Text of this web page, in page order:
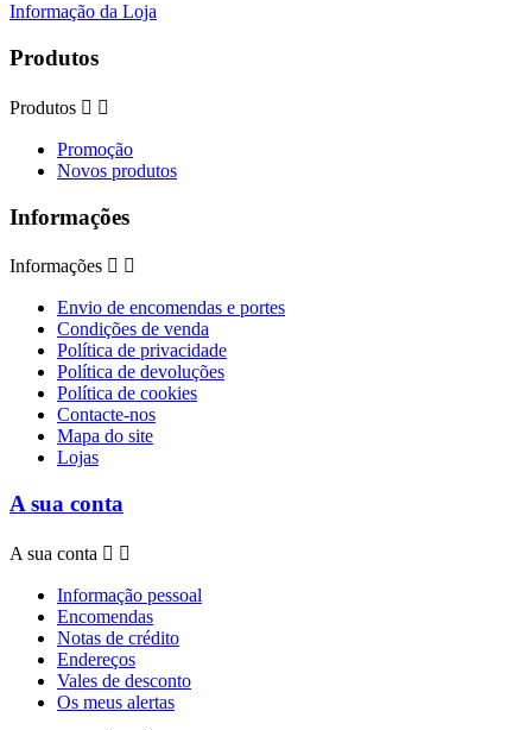
Informação da Loja
Produtos
Produtos  
Promoção
Novos produtos
Informações
Informações  
Envio de encomendas e portes
Condições de venda
Política de privacidade
Política de devoluções
Política de cookies
Contacte-nos
Mapa do site
Lojas
A sua conta
A sua conta  
Informação pessoal
Encomendas
Notas de crédito
Endereços
Vales de desconto
Os meus alertas